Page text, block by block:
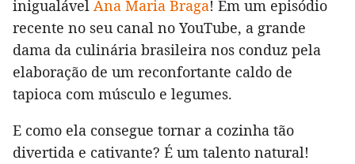
inigualável Ana Maria Braga! Em um episódio
recente no seu canal no YouTube, a grande
dama da culinária brasileira nos conduz pela
elaboração de um reconfortante caldo de
tapioca com músculo e legumes.
E como ela consegue tornar a cozinha tão
divertida e cativante? É um talento natural!